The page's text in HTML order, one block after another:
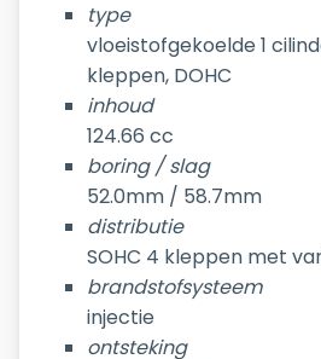
type
vloeistofgekoelde 1
kleppen, DOHC
inhoud
124.66 cc
boring / slag
52.0mm / 58.7mm
distributie
SOHC 4 kleppen met
brandstofsysteem
injectie
ontsteking